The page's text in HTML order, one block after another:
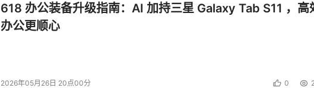
618 办公装备升级指南：AI 加持三星 Galaxy Tab S11 ，高
办公更顺心
2026年05月26日 20点00分 0